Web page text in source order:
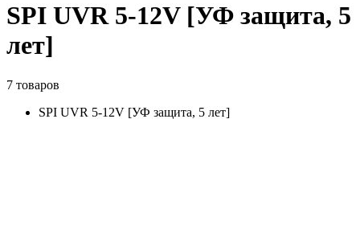
SPI UVR 5-12V [УФ защита, 5
лет]
7 товаров
SPI UVR 5-12V [УФ защита, 5 лет]